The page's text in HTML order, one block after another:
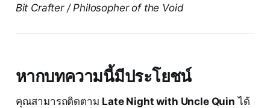
Bit Crafter / Philosopher of the Void
หากบทความนี้มีประโยชน์
คุณสามารถติดตาม Late Night with Uncle Quin ได้